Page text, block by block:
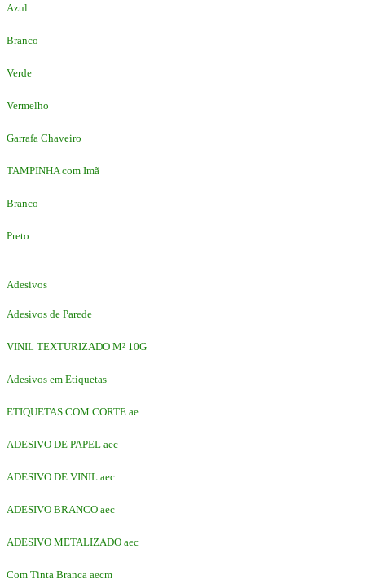
Azul
Branco
Verde
Vermelho
Garrafa Chaveiro
TAMPINHA com Imã
Branco
Preto
Adesivos
Adesivos de Parede
VINIL TEXTURIZADO M² 10G
Adesivos em Etiquetas
ETIQUETAS COM CORTE ae
ADESIVO DE PAPEL aec
ADESIVO DE VINIL aec
ADESIVO BRANCO aec
ADESIVO METALIZADO aec
Com Tinta Branca aecm